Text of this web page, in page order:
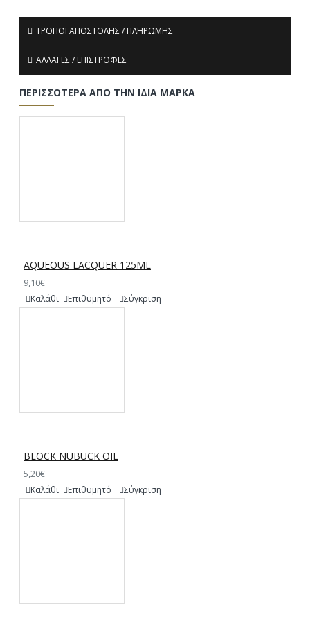
ΤΡΌΠΟΙ ΑΠΟΣΤΟΛΉΣ / ΠΛΗΡΩΜΉΣ
ΑΛΛΑΓΈΣ / ΕΠΙΣΤΡΟΦΈΣ
ΠΕΡΙΣΣΌΤΕΡΑ ΑΠΌ ΤΗΝ ΊΔΙΑ ΜΆΡΚΑ
AQUEOUS LACQUER 125ML
9,10€
Καλάθι Επιθυμητό Σύγκριση
BLOCK NUBUCK OIL
5,20€
Καλάθι Επιθυμητό Σύγκριση